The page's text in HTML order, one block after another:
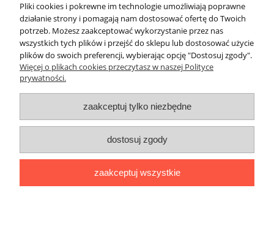
Wysyłka w:24 godziny
127,00 zł
(netto:103,25 zł
do koszyka
Kwietnik gałązka
Wysyłka w:24 godziny
51,22 zł
Pliki cookies i pokrewne im technologie umożliwiają poprawne
działanie strony i pomagają nam dostosować ofertę do Twoich
potrzeb. Możesz zaakceptować wykorzystanie przez nas
wszystkich tych plików i przejść do sklepu lub dostosować użycie
plików do swoich preferencji, wybierając opcję "Dostosuj zgody".
Więcej o plikach cookies przeczytasz w naszej Polityce
prywatności.
zaakceptuj tylko niezbędne
dostosuj zgody
zaakceptuj wszystkie